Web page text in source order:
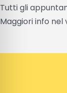
Tutti gli
Maggiori info nel